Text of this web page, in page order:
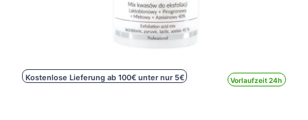
Kostenlose Lieferung ab 100€ unter nur 5€ Vorlaufzeit 24h